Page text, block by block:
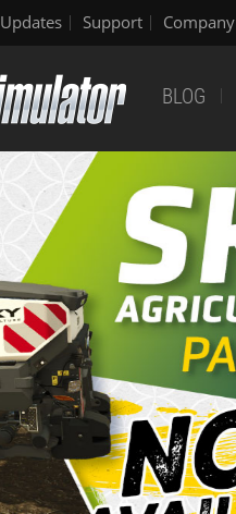
Updates Support Company
BLOG